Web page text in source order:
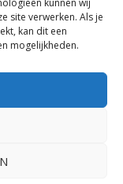
kunnen wij
site verwerken. Als je
kan dit een
mogelijkheden.
gemaakt door